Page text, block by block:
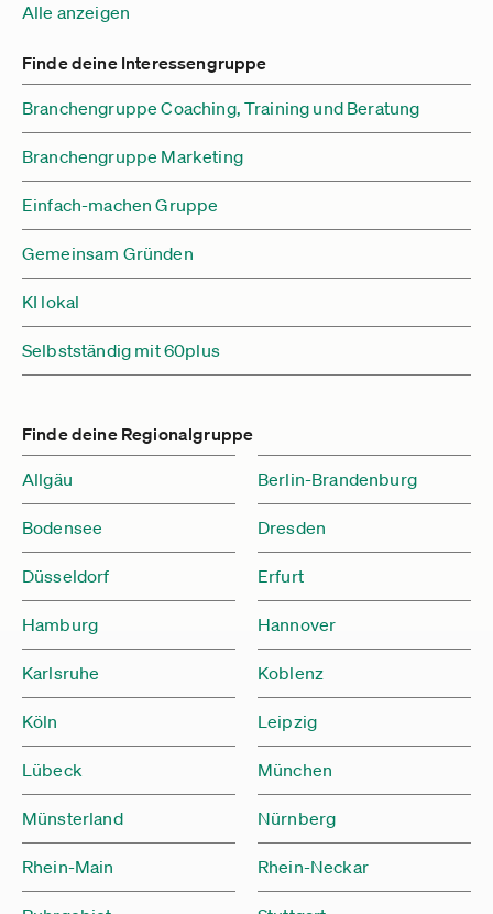
Alle anzeigen
Finde deine Interessengruppe
Branchengruppe Coaching, Training und Beratung
Branchengruppe Marketing
Einfach-machen Gruppe
Gemeinsam Gründen
KI lokal
Selbstständig mit 60plus
Finde deine Regionalgruppe
Allgäu Berlin-Brandenburg
Bodensee Dresden
Düsseldorf Erfurt
Hamburg Hannover
Karlsruhe Koblenz
Köln Leipzig
Lübeck München
Münsterland Nürnberg
Rhein-Main Rhein-Neckar